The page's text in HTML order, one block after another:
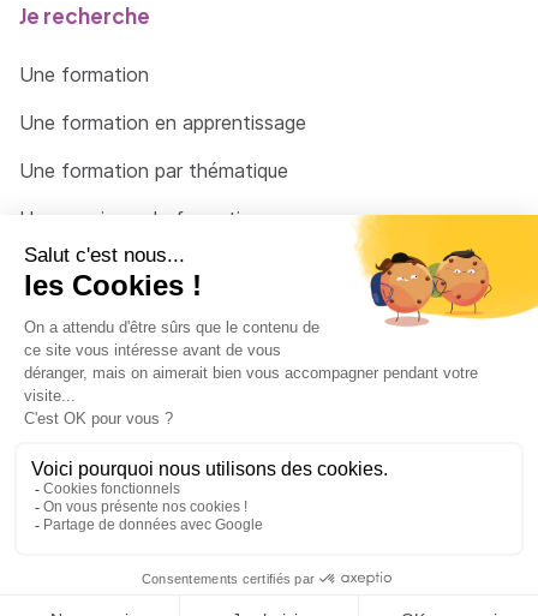
Je recherche
Une formation
Une formation en apprentissage
Une formation par thématique
Un organisme de formation
Un conseiller
Une solution pour raccrocher
© 2026 - Côté Formations - par Via Compétences
Menu Pied de page
Mentions Légales
Politique de confidentialité